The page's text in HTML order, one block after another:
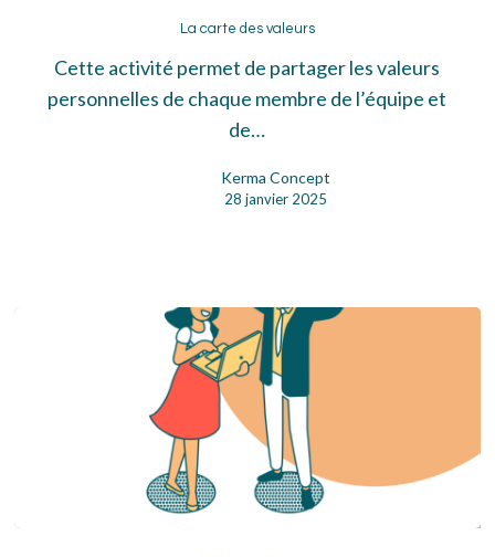
carte
des
valeurs
La carte des valeurs
Cette activité permet de partager les valeurs
personnelles de chaque membre de l’équipe et
de…
Kerma Concept
28 janvier 2025